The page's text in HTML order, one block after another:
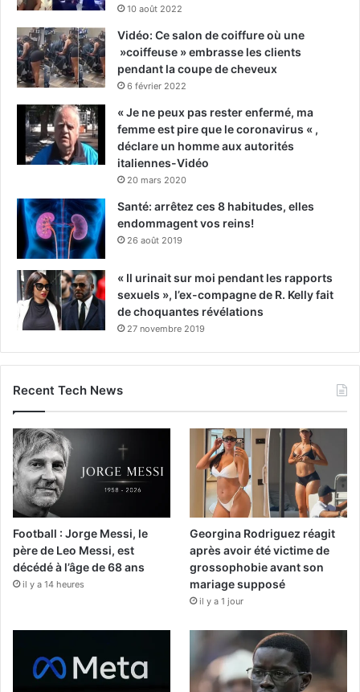
10 août 2022
Vidéo: Ce salon de coiffure où une
»coiffeuse » embrasse les clients
pendant la coupe de cheveux
6 février 2022
« Je ne peux pas rester enfermé, ma
femme est pire que le coronavirus « ,
déclare un homme aux autorités
italiennes-Vidéo
20 mars 2020
Santé: arrêtez ces 8 habitudes, elles
endommagent vos reins!
26 août 2019
« Il urinait sur moi pendant les rapports
sexuels », l’ex-compagne de R. Kelly fait
de choquantes révélations
27 novembre 2019
Recent Tech News
Football : Jorge Messi, le
père de Leo Messi, est
décédé à l’âge de 68 ans
il y a 14 heures
Georgina Rodriguez réagit
après avoir été victime de
grossophobie avant son
mariage supposé
il y a 1 jour